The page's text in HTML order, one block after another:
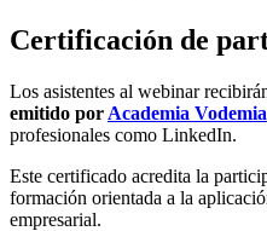
Certificación de
Los asistentes al webinar
emitido por Academia Vodemia
profesionales como LinkedIn.
Este certificado acredita la
formación orientada a la
empresarial.